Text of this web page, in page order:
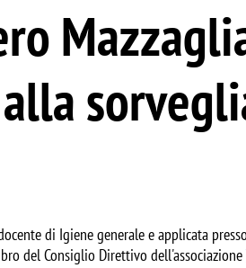
di Igiene generale e applicata
del Consiglio Direttivo dell'associazione